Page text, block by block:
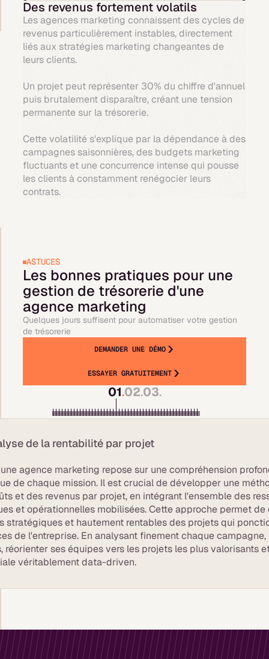
Des revenus fortement volatils
Les agences marketing connaissent des cycles de
revenus particulièrement instables, directement
liés aux stratégies marketing changeantes de
leurs clients.
Un projet peut représenter 30% du chiffre d'annuel
puis brutalement disparaître, créant une tension
permanente sur la trésorerie.
Cette volatilité s'explique par la dépendance à des
campagnes saisonnières, des budgets marketing
fluctuants et une concurrence intense qui pousse
les clients à constamment renégocier leurs
contrats.
ASTUCES
Les bonnes pratiques pour une
gestion de trésorerie d'une
agence marketing
Quelques jours suffisent pour automatiser votre gestion
de trésorerie
DEMANDER UNE DÉMO
ESSAYER GRATUITEMENT
01.02.03.
de la rentabilité par projet
agence marketing repose sur une compréhension
de chaque mission. Il est crucial de développer une
et des revenus par projet, en intégrant l'ensemble des
et opérationnelles mobilisées. Cette approche permet
stratégiques et hautement rentables des projets qui
de l'entreprise. En analysant finement chaque
réorienter ses équipes vers les projets les plus valorisants
véritablement data-driven.